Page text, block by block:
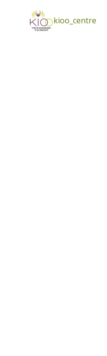
kioo_centre